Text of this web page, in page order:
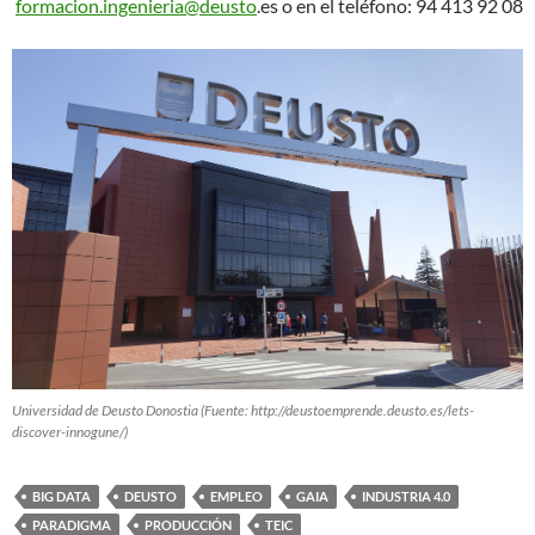
formacion.ingenieria@deusto.es o en el teléfono: 94 413 92 08
Universidad de Deusto Donostia (Fuente: http://deustoemprende.deusto.es/lets-
discover-innogune/)
BIG DATA DEUSTO EMPLEO GAIA
INDUSTRIA 4.0
PARADIGMA
PRODUCCIÓN TEIC